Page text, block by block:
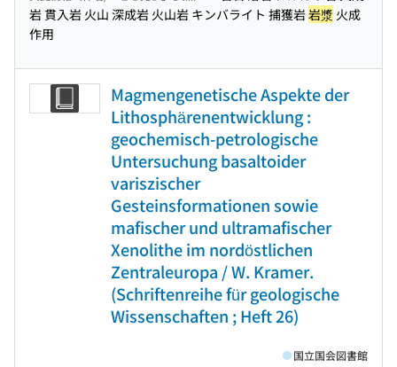
岩 貫入岩 火山 深成岩 火山岩 キンバライト 捕獲岩岩漿 火成
作用
Magmengenetische Aspekte der
Lithosphärenentwicklung :
geochemisch-petrologische
Untersuchung basaltoider
variszischer
Gesteinsformationen sowie
mafischer und ultramafischer
Xenolithe im nordöstlichen
Zentraleuropa / W. Kramer.
(Schriftenreihe für geologische
Wissenschaften ; Heft 26)
国立国会図書館